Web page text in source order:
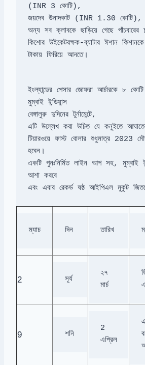
(INR 3 কোটি),
জয়দেব উনাদকাট (INR 1.30 কোটি),
অন্য সব ক্লাবকে ছাড়িয়ে গেছে পাঁচবারের
কিশোর উইকেটরক্ষক-ব্যাটার ঈশান
টাকায় ফিরিয়ে আনতে।
ইংল্যান্ডের পেসার জোফরা আর্চারকে ৮
মুম্বাই ইন্ডিয়ান্স
বেঙ্গালুরু দুদিনের টুর্নামেন্টে,
এটি উল্লেখ করা উচিত যে কনুইতে
টিয়ারওয়ে ফাস্ট বোলার শুধুমাত্র 2023
হবেন।
একটি পুনঃনির্মিত লাইন আপ সহ, মুম্বাই
আশা করবে
এবং এবার রেকর্ড ষষ্ঠ আইপিএল মুকুট
ম্যাচ দিন তারিখ
2 সূর্য
২৭
মার্চ
9 শনি
2
এপ্রিল